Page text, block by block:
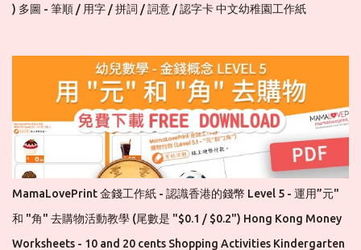
) 多圖 - 筆順 / 用字 / 拼詞 / 詞意 / 認字卡 中文幼稚園工作紙
MamaLovePrint 金錢工作紙 - 認識香港的錢幣 Level 5 - 運用”元"
和 "角" 去購物活動教學 (尾數是 "$0.1 / $0.2") Hong Kong Money
Worksheets - 10 and 20 cents Shopping Activities Kindergarten